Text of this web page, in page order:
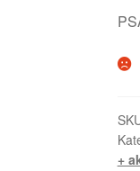
+